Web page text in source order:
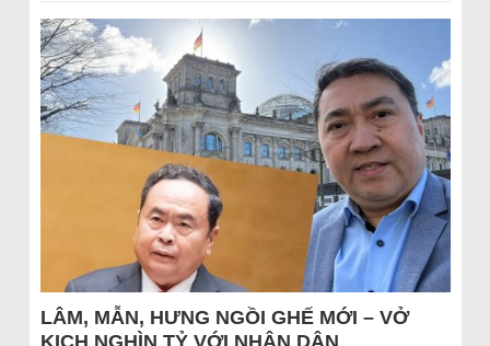
LÂM, MẪN, HƯNG NGỒI GHẾ MỚI – VỞ